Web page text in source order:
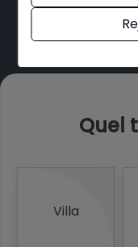
Quel
Villa